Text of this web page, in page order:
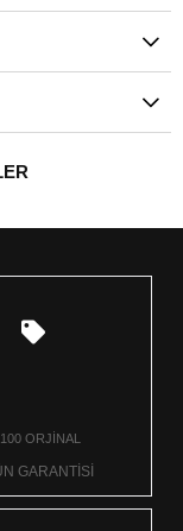
ORJİNAL
GARANTİSİ